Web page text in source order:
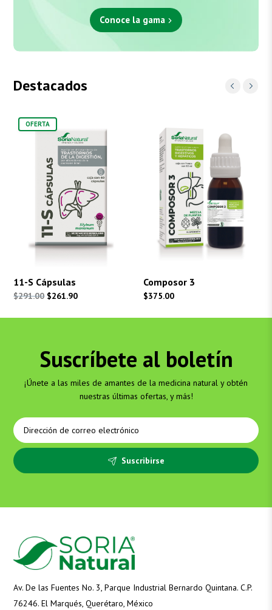
Conoce la gama
Destacados
OFERTA
11-S Cápsulas
$291.00 El
$291.00.
$261.90El
$261.90.
Composor 3
$375.00
Suscríbete al boletín
¡Únete a las miles de amantes de la medicina natural y obtén
nuestras últimas ofertas, y más!
Suscribirse
Av. De las Fuentes No. 3, Parque Industrial Bernardo Quintana. C.P.
76246. El Marqués, Querétaro, México